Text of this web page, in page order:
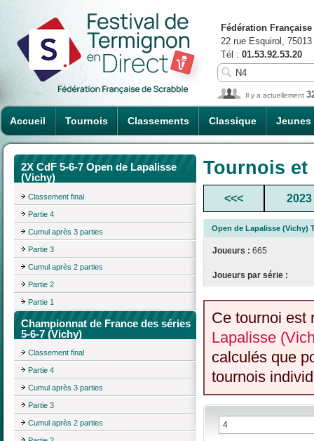
Accueil Tournois Classements Classique Jeunes
Fédération
22 rue Esquirol,
Tél : 01.53.92.53.20
Il y a actuellement
2X CdF 5-6-7 Open de Lapalisse
(Vichy)
Classement final
Partie 4
Cumul après 3 parties
Partie 3
Cumul après 2 parties
Partie 2
Partie 1
Championnat de France des séries
5-6-7 (Vichy)
Classement final
Partie 4
Cumul après 3 parties
Partie 3
Cumul après 2 parties
Tournois
<<< 2023
Open de Lapalisse (Vichy)
Joueurs : 665
Joueurs par série :
Ce tournoi est
Lapalisse
calculés que
tournois